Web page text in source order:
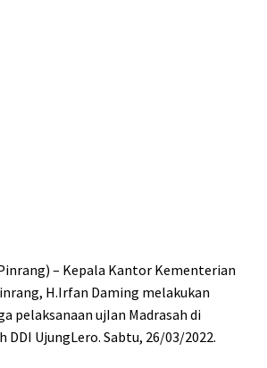
– Kepala Kantor Kementerian
H.Irfan Daming melakukan
pelaksanaan ujIan Madrasah di
DDI UjungLero. Sabtu, 26/03/2022.